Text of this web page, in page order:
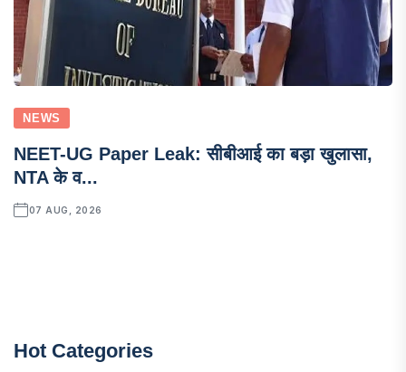
NEWS
NEET-UG Paper Leak: सीबीआई का बड़ा खुलासा,
NTA के व...
07 AUG, 2026
Hot Categories